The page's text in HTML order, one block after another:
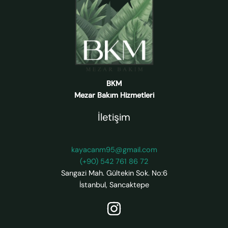
BKM
Mezar Bakım Hizmetleri
İletişim
kayacanm95@gmail.com
(+90) 542 761 86 72
Sarıgazi Mah. Gültekin Sok. No:6
İstanbul, Sancaktepe